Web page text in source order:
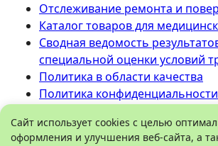
Отслеживание ремонта и
Каталог товаров для
Сводная ведомость
специальной оценки условий
Политика в области качества
Политика
©ООО «Медтехника» РБ.
Все права защищены 2026.
Сайт использует cookies с целью
оформления и улучшения веб-сайта, а